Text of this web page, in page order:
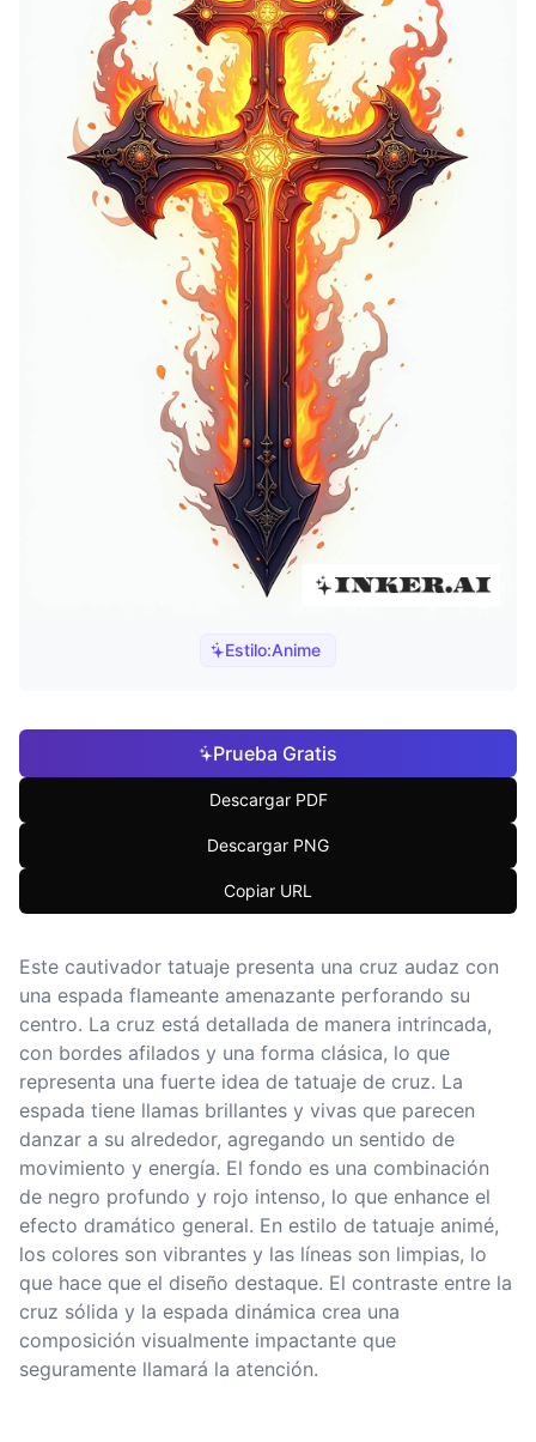
Estilo:Anime
Prueba Gratis
Descargar PDF
Descargar PNG
Copiar URL
Este cautivador tatuaje presenta una cruz audaz con
una espada flameante amenazante perforando su
centro. La cruz está detallada de manera intrincada,
con bordes afilados y una forma clásica, lo que
representa una fuerte idea de tatuaje de cruz. La
espada tiene llamas brillantes y vivas que parecen
danzar a su alrededor, agregando un sentido de
movimiento y energía. El fondo es una combinación
de negro profundo y rojo intenso, lo que enhance el
efecto dramático general. En estilo de tatuaje animé,
los colores son vibrantes y las líneas son limpias, lo
que hace que el diseño destaque. El contraste entre la
cruz sólida y la espada dinámica crea una
composición visualmente impactante que
seguramente llamará la atención.